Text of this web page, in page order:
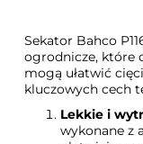
Sekator Bahco
ogrodnicze, które
mogą ułatwić
kluczowych cech
Lekkie i
wykonane z